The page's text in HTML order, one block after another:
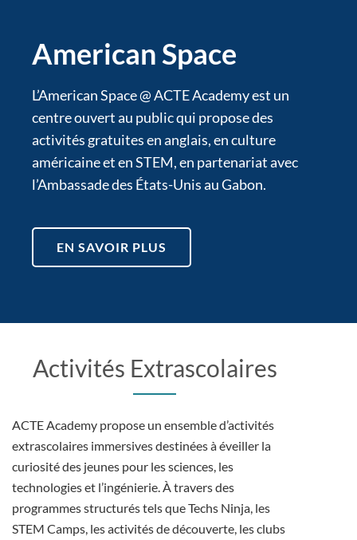
American Space
L’American Space @ ACTE Academy est un
centre ouvert au public qui propose des
activités gratuites en anglais, en culture
américaine et en STEM, en partenariat avec
l’Ambassade des États-Unis au Gabon.
EN SAVOIR PLUS
Activités Extrascolaires
ACTE Academy propose un ensemble d’activités
extrascolaires immersives destinées à éveiller la
curiosité des jeunes pour les sciences, les
technologies et l’ingénierie. À travers des
programmes structurés tels que Techs Ninja, les
STEM Camps, les activités de découverte, les clubs